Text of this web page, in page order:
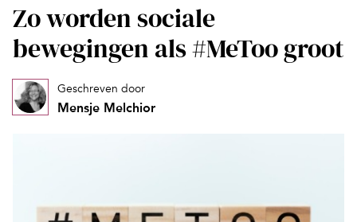
Zo worden sociale
bewegingen als #MeToo groot
Geschreven door
Mensje Melchior